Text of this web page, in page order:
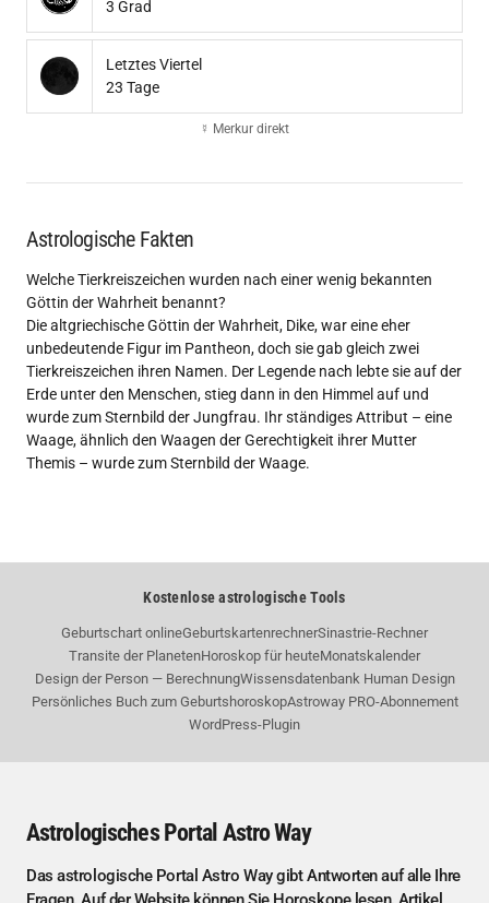
3 Grad
Letztes Viertel
23 Tage
☿ Merkur direkt
Astrologische Fakten
Welche Tierkreiszeichen wurden nach einer wenig bekannten
Göttin der Wahrheit benannt?
Die altgriechische Göttin der Wahrheit, Dike, war eine eher
unbedeutende Figur im Pantheon, doch sie gab gleich zwei
Tierkreiszeichen ihren Namen. Der Legende nach lebte sie auf der
Erde unter den Menschen, stieg dann in den Himmel auf und
wurde zum Sternbild der Jungfrau. Ihr ständiges Attribut – eine
Waage, ähnlich den Waagen der Gerechtigkeit ihrer Mutter
Themis – wurde zum Sternbild der Waage.
Kostenlose astrologische Tools
Geburtschart onlineGeburtskartenrechnerSinastrie-Rechner
Transite der PlanetenHoroskop für heuteMonatskalender
Design der Person — BerechnungWissensdatenbank Human Design
Persönliches Buch zum GeburtshoroskopAstroway PRO-Abonnement
WordPress-Plugin
Astrologisches Portal Astro Way
Das astrologische Portal Astro Way gibt Antworten auf alle Ihre